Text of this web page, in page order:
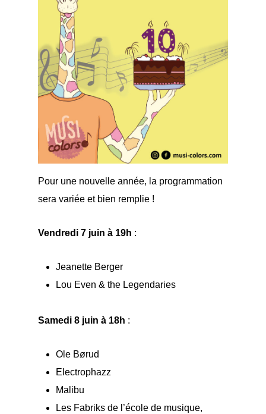
Pour une nouvelle année, la programmation
sera variée et bien remplie !
Vendredi 7 juin à 19h :
Jeanette Berger
Lou Even & the Legendaries
Samedi 8 juin à 18h :
Ole Børud
Electrophazz
Malibu
Les Fabriks de l’école de musique,